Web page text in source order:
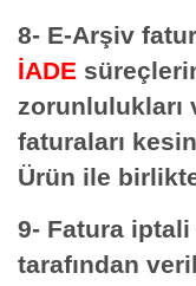
8- E-Arşiv
İADE
zorunlulukları
faturaları
Ürün ile
9- Fatura
tarafından